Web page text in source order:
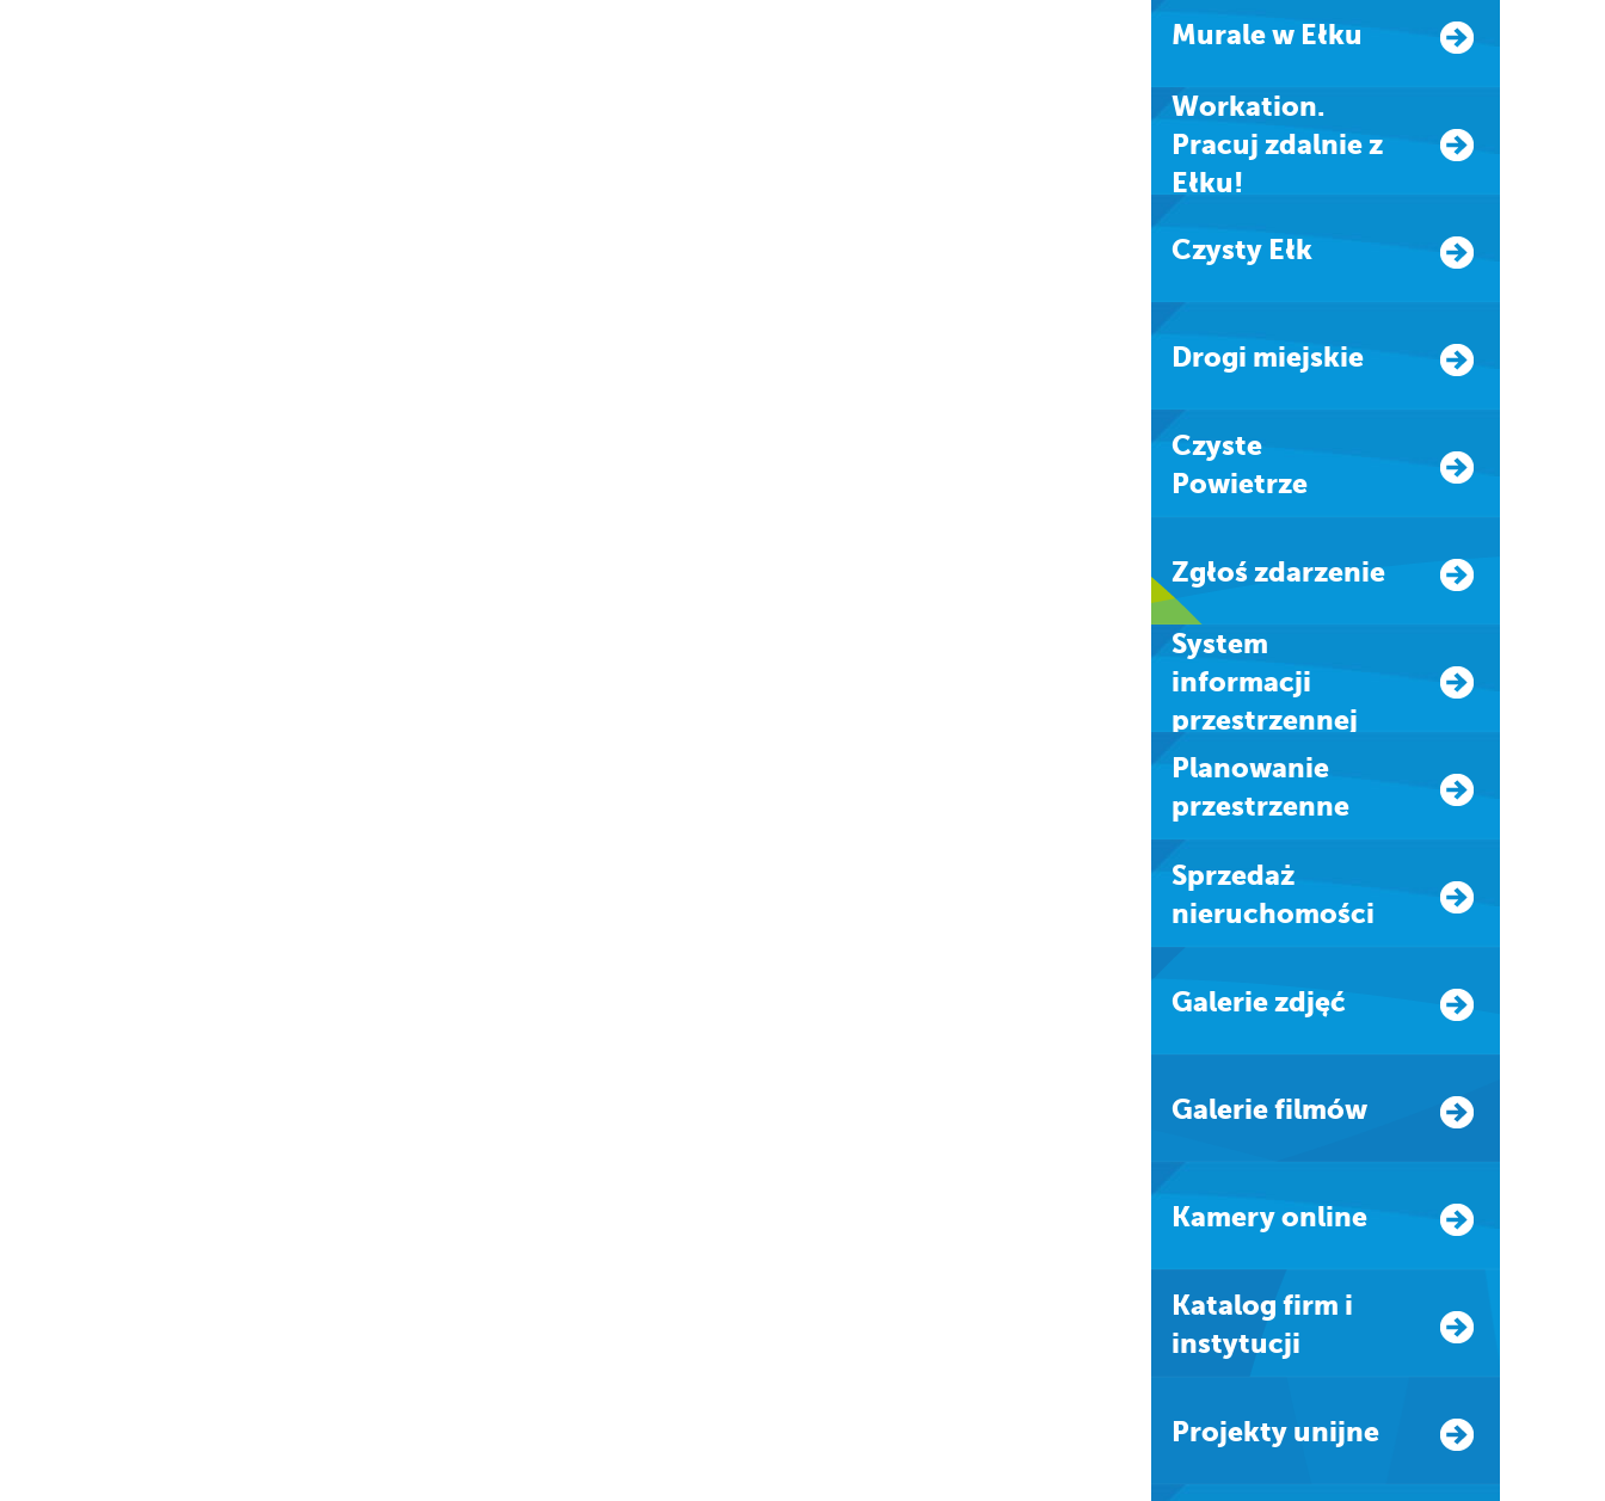
Murale w Ełku
Workation.
Pracuj zdalnie z
Ełku!
Czysty Ełk
Drogi miejskie
Czyste
Powietrze
Zgłoś zdarzenie
system
informacji
przestrzennej
Planowanie
przestrzenne
Sprzedaż
nieruchomości
Galerie zdjęć
Galerie filmów
Kamery online
Katalog firm i
instytucji
Projekty unijne